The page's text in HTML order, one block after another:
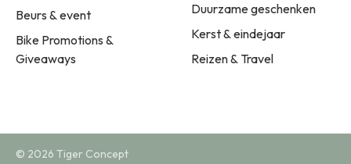
Beurs & event
Bike Promotions &
Giveaways
Duurzame geschenken
Kerst & eindejaar
Reizen & Travel
© 2026 Tiger Concept